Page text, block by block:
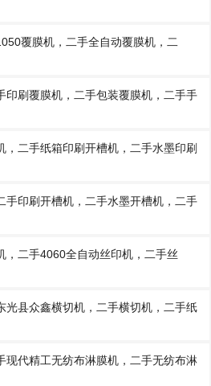
覆膜机，二手全自动覆膜机，二
印刷覆膜机，二手包装覆膜机，二手手
二手纸箱印刷开槽机，二手水墨印刷
手印刷开槽机，二手水墨开槽机，二手
，二手4060全自动丝印机，二手丝
光县众鑫横切机，二手横切机，二手纸
现代精工无纺布淋膜机，二手无纺布淋